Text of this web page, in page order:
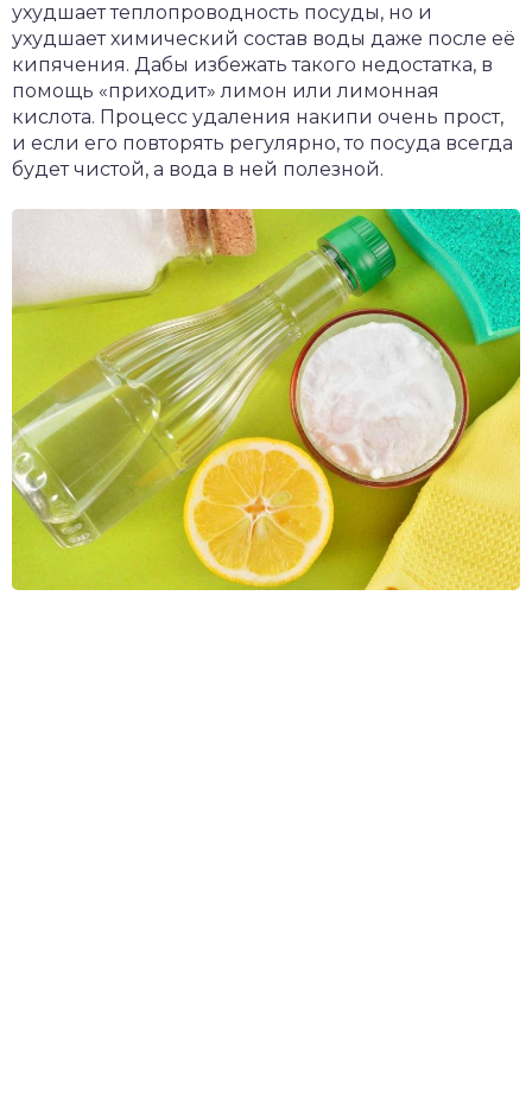
ухудшает теплопроводность посуды, но и
ухудшает химический состав воды даже после её
кипячения. Дабы избежать такого недостатка, в
помощь «приходит» лимон или лимонная
кислота. Процесс удаления накипи очень прост,
и если его повторять регулярно, то посуда всегда
будет чистой, а вода в ней полезной.